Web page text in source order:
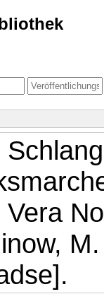
Vera